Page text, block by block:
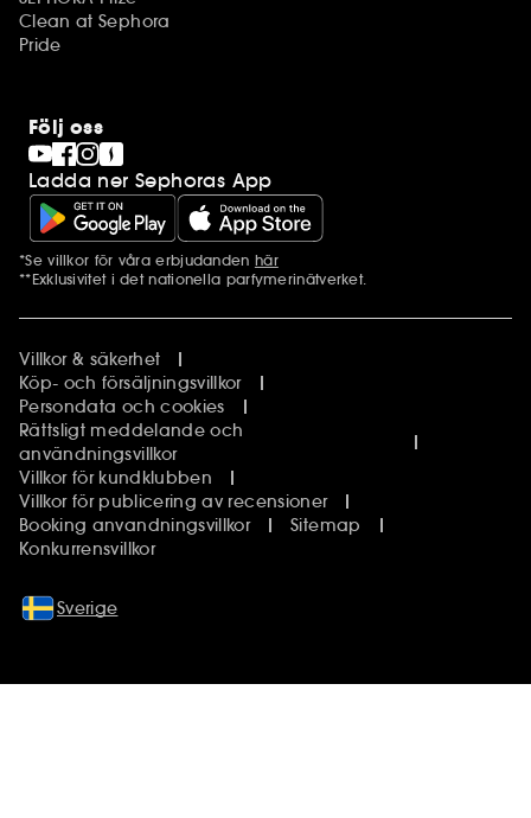
Clean at Sephora
Pride
Följ oss
Ladda ner Sephoras App
Ytterligare information
*Se villkor för våra erbjudanden här
**Exklusivitet i det nationella parfymerinätverket.
Villkor & säkerhet
Köp- och försäljningsvillkor
Persondata och cookies
Rättsligt meddelande och
användningsvillkor
Villkor för kundklubben
Villkor för publicering av recensioner
Booking anvandningsvillkor
Sitemap
Konkurrensvillkor
Sverige